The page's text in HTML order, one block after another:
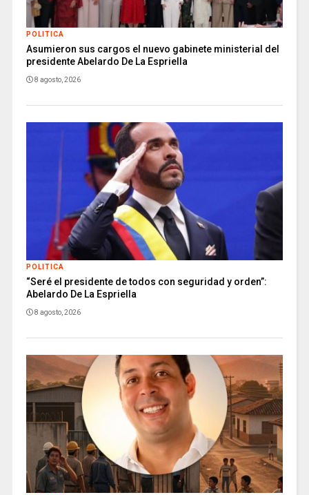
POLITICA
Asumieron sus cargos el nuevo gabinete ministerial del
presidente Abelardo De La Espriella
8 agosto, 2026
POLITICA
“Seré el presidente de todos con seguridad y orden”:
Abelardo De La Espriella
8 agosto, 2026